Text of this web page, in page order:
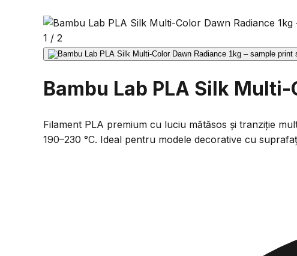
1 / 2
Bambu Lab PLA Silk
Filament PLA premium cu luciu mătăsos și tranziție
190–230 °C. Ideal pentru modele decorative cu